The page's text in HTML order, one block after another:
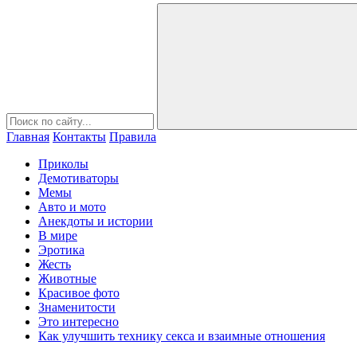
Главная Контакты Правила
Приколы
Демотиваторы
Мемы
Авто и мото
Анекдоты и истории
В мире
Эротика
Жесть
Животные
Красивое фото
Знаменитости
Это интересно
Как улучшить технику секса и взаимные отношения